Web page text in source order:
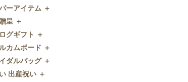
ニティ
ンディー・金平糖
キー
ーン
コレート
ズニー
ス
ル・石鹸・名披露目
ズニーギフト
タオル
物セット
器
子
ムクーヘン
子
子
ーアイテム ＋
パーアイテム
状
表
・メッセージカード
呈 ＋
贈呈
ズニーウェイトドール
イトベア
て卒業証書
グギフト ＋
ログギフト
GOURMET
ONE
カムボード ＋
ルカムボード
ーステンドグラス調
ダルバッグ ＋
イダルバッグ
出産祝い ＋